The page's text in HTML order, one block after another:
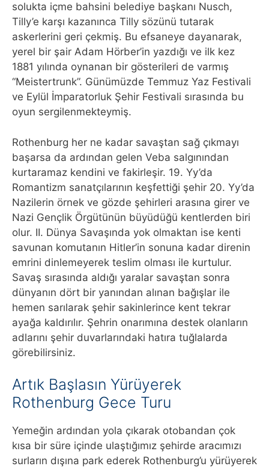
solukta içme bahsini belediye başkanı Nusch,
Tilly’e karşı kazanınca Tilly sözünü tutarak
askerlerini geri çekmiş. Bu efsaneye dayanarak,
yerel bir şair Adam Hörber’in yazdığı ve ilk kez
1881 yılında oynanan bir gösterileri de varmış
“Meistertrunk”. Günümüzde Temmuz Yaz Festivali
ve Eylül İmparatorluk Şehir Festivali sırasında bu
oyun sergilenmekteymiş.
Rothenburg her ne kadar savaştan sağ çıkmayı
başarsa da ardından gelen Veba salgınından
kurtaramaz kendini ve fakirleşir. 19. Yy’da
Romantizm sanatçılarının keşfettiği şehir 20. Yy’da
Nazilerin örnek ve gözde şehirleri arasına girer ve
Nazi Gençlik Örgütünün büyüdüğü kentlerden biri
olur. II. Dünya Savaşında yok olmaktan ise kenti
savunan komutanın Hitler’in sonuna kadar direnin
emrini dinlemeyerek teslim olması ile kurtulur.
Savaş sırasında aldığı yaralar savaştan sonra
dünyanın dört bir yanından alınan bağışlar ile
hemen sarılarak şehir sakinlerince kent tekrar
ayağa kaldırılır. Şehrin onarımına destek olanların
adlarını şehir duvarlarındaki hatıra tuğlalarda
görebilirsiniz.
Artık Başlasın Yürüyerek
Rothenburg Gece Turu
Yemeğin ardından yola çıkarak otobandan çok
kısa bir süre içinde ulaştığımız şehirde aracımızı
surların dışına park ederek Rothenburg’u yürüyerek